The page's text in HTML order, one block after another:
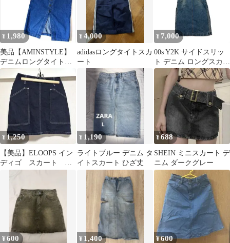
¥ 1,980
美品【AMINSTYLE】
デニムロングタイトス
カートレディースS
¥4,000
adidasロングタイトスカ
ート
¥ 7,000
00s Y2K サイドスリッ
ト デニム ロングスカー
ト 00s Y2K Side Slit
Denim Maxi Skirt
¥1,250
【美品】ELOOPS イン
ディゴ スカート デ
¥ 1,190
ライトブルー デニム タ
イトスカート ひざ丈
¥688
SHEIN ミニスカート デ
ニム ダークグレー
¥600 ¥ 1,400 ¥600